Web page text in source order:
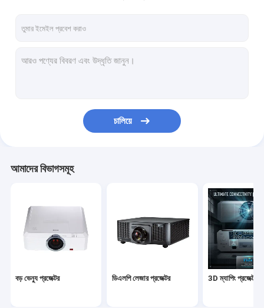
চার্চ ভিডিও প্রজেক্টর
আল্ট্রা শর্ট থ্রো প্রজেক্টর
ভাঁজযোগ্য প্রজেক্টর স্ক্রীন
প্রজেক্টর লেন্স
প্রজেক্টর সিলিং মাউন্ট
চালিয়ে
আমাদের বিভাগসমূহ
বড় ভেন্যু প্রজেক্টর ডিএলপি লেজার প্রজেক্টর 3D ম্যাপিং প্রজেক্টর